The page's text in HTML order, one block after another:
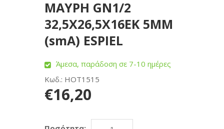
ΜΑΥΡΗ GN1/2
32,5Χ26,5Χ16EK 5ΜΜ
(smA) ESPIEL
Άμεσα, παράδοση σε 7-10 ημέρες
Κωδ.: HOT1515
€16,20